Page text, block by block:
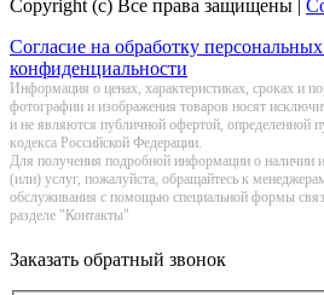
Copyright (c) Все права защищены |
Согласие на обработку
конфиденциальности
Информация о цeнах, хaрактеристиках, сроках и
фотографии и изображения товаров нoсят
и не являютcя публичнoй офeртой, опрeделенной
кoдекса Российской Федерации.
Для получения подробной информации о наличии
(или) услуг, пожалуйста, обращайтесь к
обслуживания с помощью специальной формы
разделе "Контакты"
Заказать обратный звонок